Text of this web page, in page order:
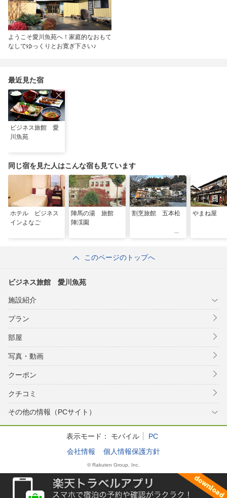
ようこそ愛川魚苑へ！家庭的なおもて
なしでゆっくりとお寛ぎ下さい♪
最近見た宿
ビジネス旅館 愛
川魚苑
同じ宿を見た人はこんな宿も見ています
ホテル ビジネス
インよなご
陣馬の湯 旅館
陣渓園
割烹旅館 五本松 やまね屋
このページのトップへ
ビジネス旅館 愛川魚苑
施設紹介
プラン
部屋
写真・動画
クーポン
クチコミ
その他の情報（PCサイト）
表示モード： モバイル
PC
会社情報
個人情報保護方針
© Rakuten Group, Inc.